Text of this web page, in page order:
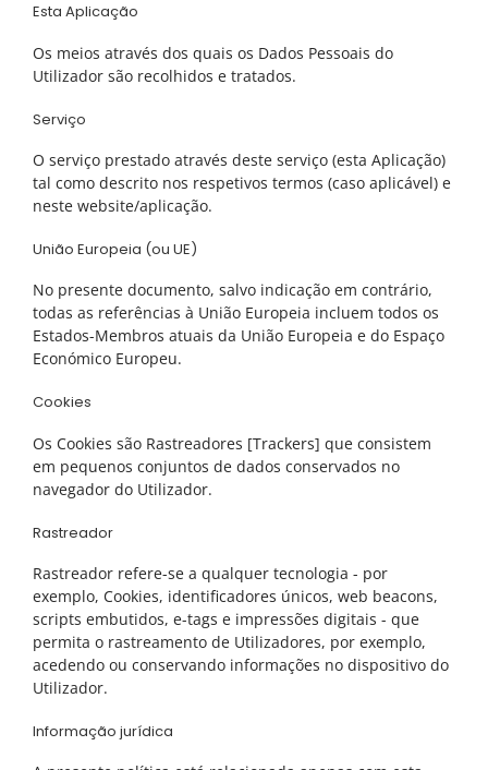
Esta Aplicação
Os meios através dos quais os Dados Pessoais do
Utilizador são recolhidos e tratados.
Serviço
O serviço prestado através deste serviço (esta Aplicação)
tal como descrito nos respetivos termos (caso aplicável) e
neste website/aplicação.
União Europeia (ou UE)
No presente documento, salvo indicação em contrário,
todas as referências à União Europeia incluem todos os
Estados-Membros atuais da União Europeia e do Espaço
Económico Europeu.
Cookies
Os Cookies são Rastreadores [Trackers] que consistem
em pequenos conjuntos de dados conservados no
navegador do Utilizador.
Rastreador
Rastreador refere-se a qualquer tecnologia - por
exemplo, Cookies, identificadores únicos, web beacons,
scripts embutidos, e-tags e impressões digitais - que
permita o rastreamento de Utilizadores, por exemplo,
acedendo ou conservando informações no dispositivo do
Utilizador.
Informação jurídica
Saúde e Bem-estar
Bem-estar psicológico e saúde mental
EDUCARES
Convenções e Acordos
CONTACTOS
Av. Heliodoro Salgado 57
2710-575 Sintra
Phone: 210 938 430
educares@ educares.com.pt